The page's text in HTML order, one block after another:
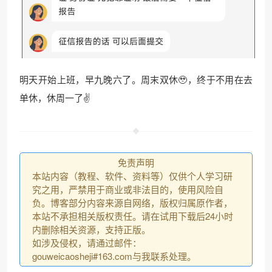
明天开始上班，早九晚六了。周末双休🥹，终于不用在去
单休，休周一了✌️
免责声明
本站内容（教程、软件、资料等）仅供个人学习研
究之用，严禁用于商业或非法目的，使用风险自
负。博客部分内容来源自网络，版权归属原作者，
本站不承担相关版权责任。请在试用下载后24小时
内删除相关资源，支持正版。
如涉及侵权，请通过邮件：
gouweicaosheji#163.com与我联系处理。